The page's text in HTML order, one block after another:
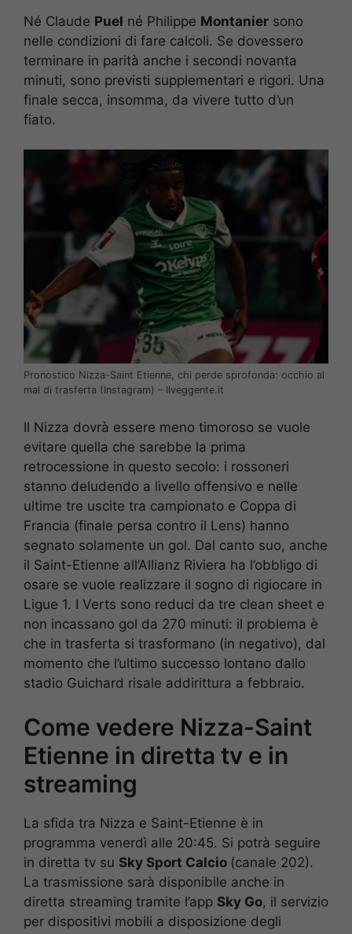
Né Claude Puel né Philippe Montanier sono
nelle condizioni di fare calcoli. Se dovessero
terminare in parità anche i secondi novanta
minuti, sono previsti supplementari e rigori. Una
finale secca, insomma, da vivere tutto d’un
fiato.
Pronostico Nizza-Saint Etienne, chi perde sprofonda: occhio al
mal di trasferta (Instagram) – Ilveggente.it
Il Nizza dovrà essere meno timoroso se vuole
evitare quella che sarebbe la prima
retrocessione in questo secolo: i rossoneri
stanno deludendo a livello offensivo e nelle
ultime tre uscite tra campionato e Coppa di
Francia (finale persa contro il Lens) hanno
segnato solamente un gol. Dal canto suo, anche
il Saint-Etienne all’Allianz Riviera ha l’obbligo di
osare se vuole realizzare il sogno di rigiocare in
Ligue 1. I Verts sono reduci da tre clean sheet e
non incassano gol da 270 minuti: il problema è
che in trasferta si trasformano (in negativo), dal
momento che l’ultimo successo lontano dallo
stadio Guichard risale addirittura a febbraio.
Come vedere Nizza-Saint
Etienne in diretta tv e in
streaming
La sfida tra Nizza e Saint-Etienne è in
programma venerdì alle 20:45. Si potrà seguire
in diretta tv su Sky Sport Calcio (canale 202).
La trasmissione sarà disponibile anche in
diretta streaming tramite l’app Sky Go, il servizio
per dispositivi mobili a disposizione degli